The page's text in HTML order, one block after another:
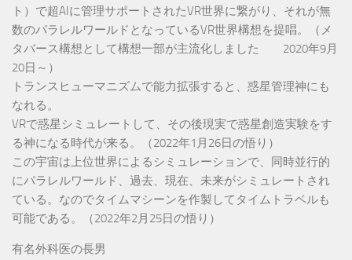
ト）で超AIに管理サポートされたVR世界に繋がり、それが無
数のパラレルワールドとなっているVR世界構想を提唱。（メ
タバース構想として構想一部が主流化しました 2020年9月
20日～）
トランスヒューマニズムで能力拡張すると、惑星管理神にも
なれる。
VRで惑星シミュレートして、その後現実で惑星創造実験をす
る神になる時代が来る。（2022年1月26日の悟り）
この宇宙は上位世界によるシミュレーションで、同時並行的
にパラレルワールド、過去、現在、未来がシミュレートされ
ている。なのでタイムマシーンを作製してタイムトラベルも
可能である。（2022年2月25日の悟り）
有名外科医の長男